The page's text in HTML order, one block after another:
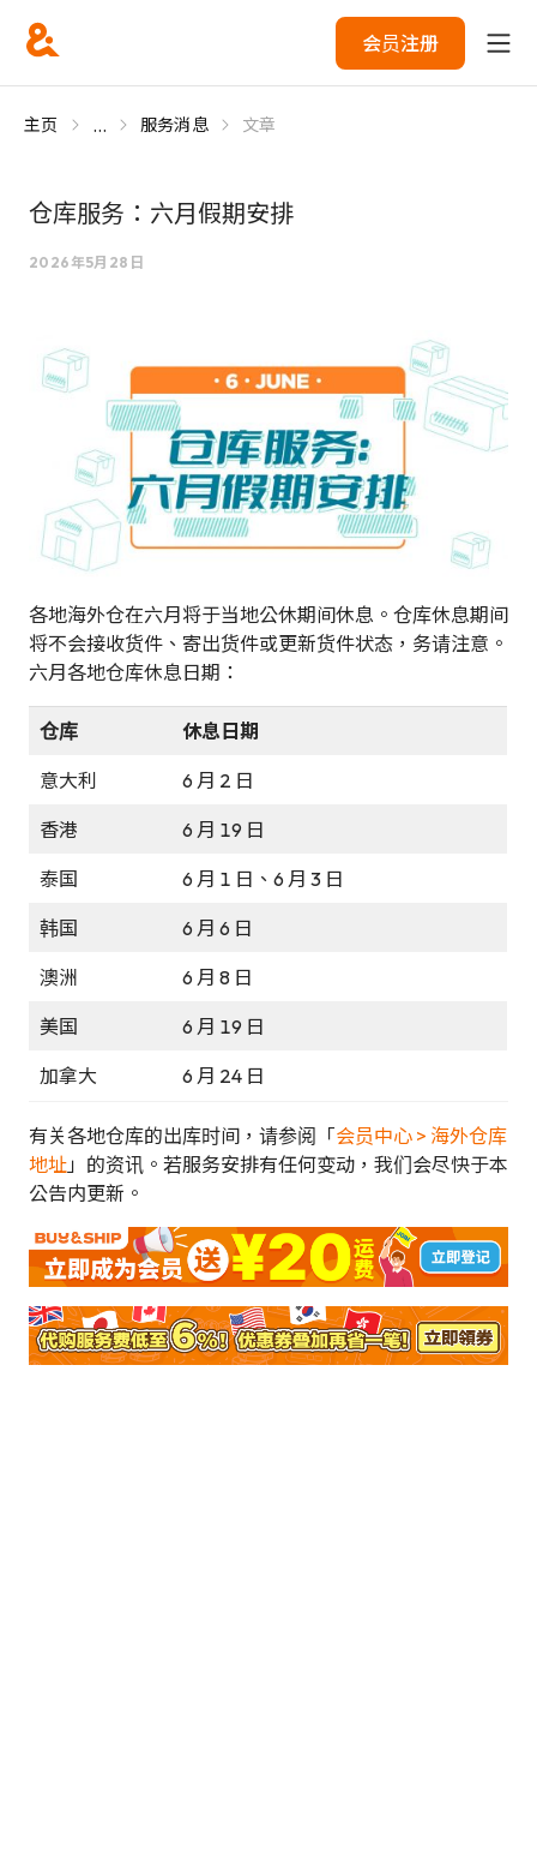
会员注册
主页 ... 服务消息 文章
仓库服务：六月假期安排
2026年5月28日
各地海外仓在六月将于当地公休期间休息。仓库休息期间
将不会接收货件、寄出货件或更新货件状态，务请注意。
六月各地仓库休息日期：
仓库 休息日期
意大利 6 月 2 日
香港 6 月 19 日
泰国 6 月 1 日、6 月 3 日
韩国 6 月 6 日
澳洲 6 月 8 日
美国 6 月 19 日
加拿大 6 月 24 日
有关各地仓库的出库时间，请参阅「会员中心 > 海外仓库
地址」的资讯。若服务安排有任何变动，我们会尽快于本
公告内更新。